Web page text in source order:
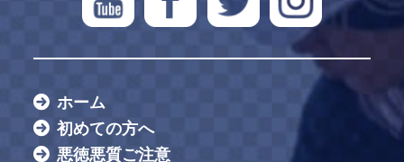
ホーム
初めての方へ
悪徳悪質ご注意